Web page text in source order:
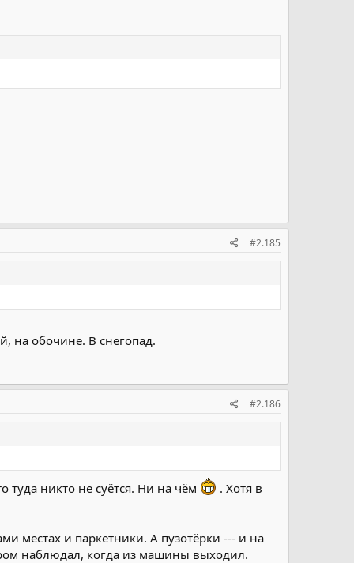
#2.185
на обочине. В снегопад.
#2.186
туда никто не суётся. Ни на чём
. Хотя в
местах и паркетники. А пузотёрки --- и на
наблюдал, когда из машины выходил.